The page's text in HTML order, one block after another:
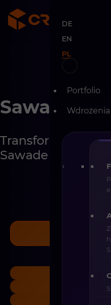
DE
EN
PL
Portfolio
Wdrożenia
Sawade
Transformacja
Sawade
E-